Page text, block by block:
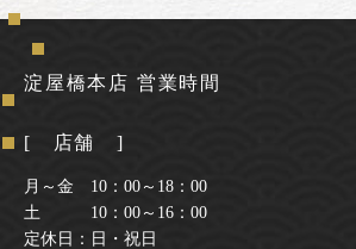
淀屋橋本店 営業時間
[ 店舗 ]
月～金 10：00～18：00
土 10：00～16：00
定休日：日・祝日